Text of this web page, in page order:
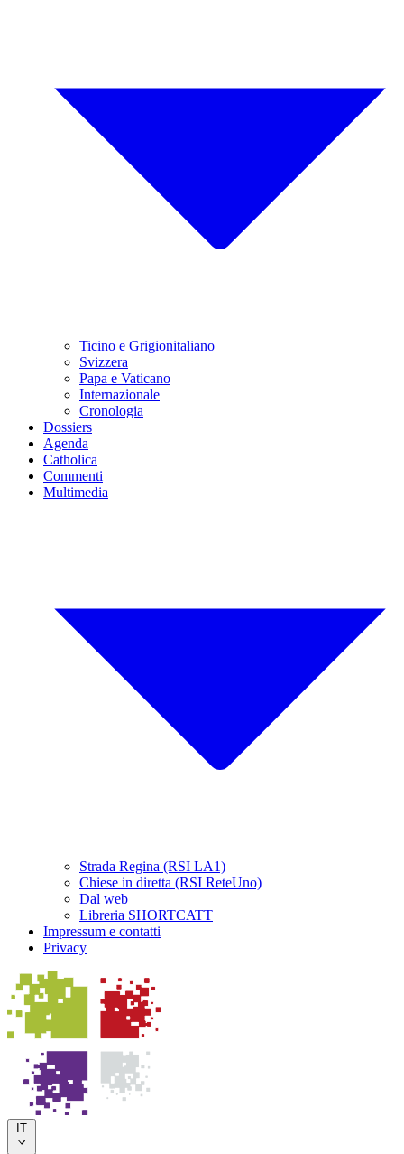
Ticino e Grigionitaliano
Svizzera
Papa e Vaticano
Internazionale
Cronologia
Dossiers
Agenda
Catholica
Commenti
Multimedia
Strada Regina (RSI LA1)
Chiese in diretta (RSI ReteUno)
Dal web
Libreria SHORTCATT
Impressum e contatti
Privacy
IT